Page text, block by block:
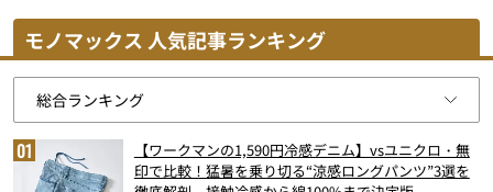
モノマックス 人気記事ランキング
【ワークマンの1,590円冷感デニム】vsユニクロ・無
印で比較！猛暑を乗り切る“涼感ロングパンツ”3選を